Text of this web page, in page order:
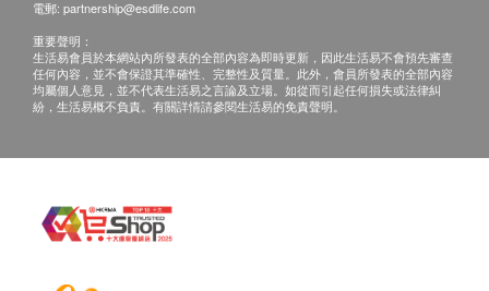
電郵: partnership@esdlife.com
重要聲明：
生活易會員於本網站內所發表的全部內容為即時更新，因此生活易不會預先審查
任何內容，並不會保證其準確性、完整性及質量。此外，會員所發表的全部內容
均屬個人意見，並不代表生活易之言論及立場。如從而引起任何損失或法律糾
紛，生活易概不負責。有關詳情請參閱生活易的免責聲明。